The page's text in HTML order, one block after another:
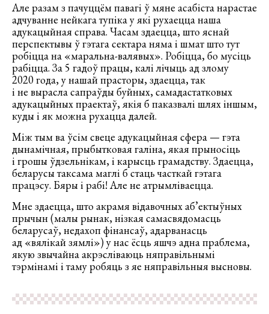
Але разам з пачуццём павагі ў мяне асабіста нарастае
адчуванне нейкага тупіка у які рухаецца наша
адукацыйная справа. Часам здаецца, што яснай
перспектывы ў гэтага сектара няма і шмат што тут
робіцца на «маральна-валявых». Робіцца, бо мусіць
рабіцца. За 5 гадоў працы, калі лічыць ад злому
2020 года, у нашай прасторы, здаецца, так
і не вырасла сапраўды буйных, самадастатковых
адукацыйных праектаў, якія б паказвалі шлях іншым,
куды і як можна рухацца далей.
Між тым ва ўсім свеце адукацыйная сфера — гэта
дынамічная, прыбытковая галіна, якая прыносіць
і грошы ўдзельнікам, і карысць грамадству. Здаецца,
беларусы таксама маглі б стаць часткай гэтага
працэсу. Бяры і рабі! Але не атрымліваецца.
Мне здаецца, што акрамя відавочных аб’ектыўных
прычын (малы рынак, нізкая самасвядомасць
беларусаў, недахоп фінансаў, адарванасць
ад «вялікай зямлі») у нас ёсць яшчэ адна праблема,
якую звычайна акрэсліваюць няправільнымі
тэрмінамі і таму робяць з яе няправільныя высновы.